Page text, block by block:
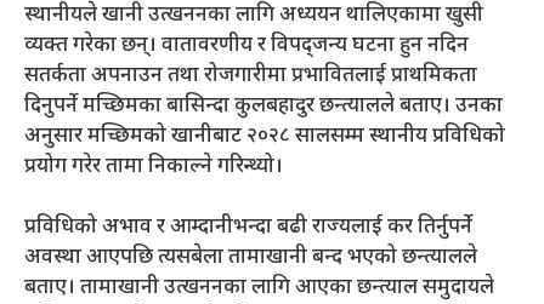
स्थानीयले खानी उत्खननका लागि अध्ययन थालिएकामा खुसी
व्यक्त गरेका छन्। वातावरणीय र विपद्जन्य घटना हुन नदिन
सतर्कता अपनाउन तथा रोजगारीमा प्रभावितलाई प्राथमिकता
दिनुपर्ने मच्छिमका बासिन्दा कुलबहादुर छन्त्यालले बताए। उनका
अनुसार मच्छिमको खानीबाट २०२८ सालसम्म स्थानीय प्रविधिको
प्रयोग गरेर तामा निकाल्ने गरिन्थ्यो।
प्रविधिको अभाव र आम्दानीभन्दा बढी राज्यलाई कर तिर्नुपर्ने
अवस्था आएपछि त्यसबेला तामाखानी बन्द भएको छन्त्यालले
बताए। तामाखानी उत्खननका लागि आएका छन्त्याल समुदायले